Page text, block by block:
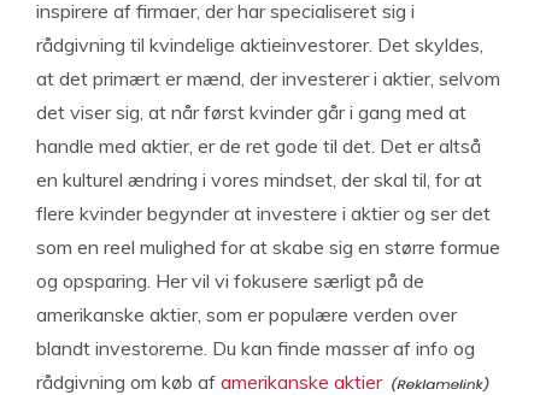
inspirere af firmaer, der har specialiseret sig i
rådgivning til kvindelige aktieinvestorer. Det skyldes,
at det primært er mænd, der investerer i aktier, selvom
det viser sig, at når først kvinder går i gang med at
handle med aktier, er de ret gode til det. Det er altså
en kulturel ændring i vores mindset, der skal til, for at
flere kvinder begynder at investere i aktier og ser det
som en reel mulighed for at skabe sig en større formue
og opsparing. Her vil vi fokusere særligt på de
amerikanske aktier, som er populære verden over
blandt investorerne. Du kan finde masser af info og
rådgivning om køb af amerikanske aktier